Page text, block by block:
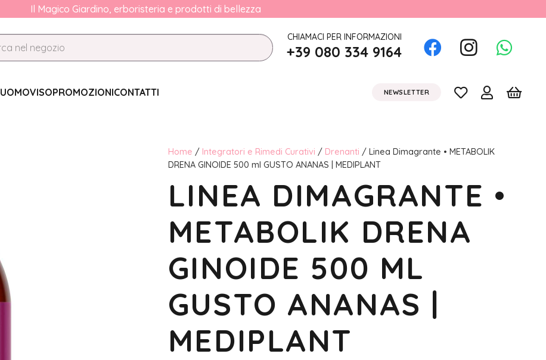
Il Magico Giardino, erboristeria e prodotti di bellezza
CHIAMACI PER INFORMAZIONI
+39 080 334 9164
UOMOVISOPROMOZIONICONTATTI NEWSLETTER
Home / Integratori e Rimedi Curativi / Drenanti / Linea Dimagrante • METABOLIK
DRENA GINOIDE 500 ml GUSTO ANANAS | MEDIPLANT
LINEA DIMAGRANTE •
METABOLIK DRENA
GINOIDE 500 ML
GUSTO ANANAS |
MEDIPLANT